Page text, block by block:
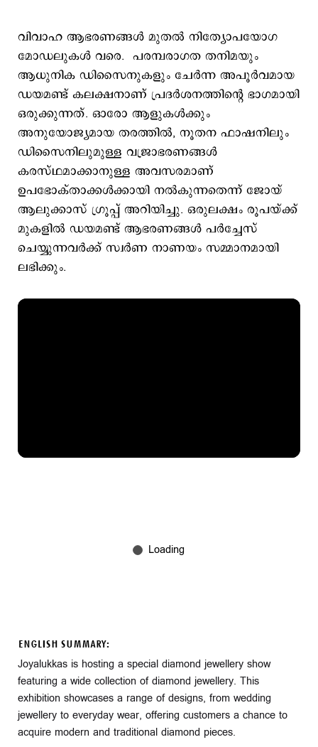
വിവാഹ ആഭരണങ്ങൾ മുതൽ നിത്യോപയോഗ
മോഡലുകൾ വരെ. പരമ്പരാഗത തനിമയും
ആധുനിക ഡിസൈനുകളും ചേർന്ന അപൂർവമായ
ഡയമണ്ട് കലക്ഷനാണ് പ്രദർശനത്തിന്റെ ഭാഗമായി
ഒരുക്കുന്നത്. ഓരോ ആളുകൾക്കും
അനുയോജ്യമായ തരത്തിൽ, നൂതന ഫാഷനിലും
ഡിസൈനിലുമുള്ള വജ്രാഭരണങ്ങൾ
കരസ്ഥമാക്കാനുള്ള അവസരമാണ്
ഉപഭോക്താക്കൾക്കായി നൽകുന്നതെന്ന് ജോയ്
ആലുക്കാസ് ഗ്രൂപ്പ് അറിയിച്ചു. ഒരുലക്ഷം രൂപയ്ക്ക്
മുകളിൽ ഡയമണ്ട് ആഭരണങ്ങൾ പർച്ചേസ്
ചെയ്യുന്നവർക്ക് സ്വർണ നാണയം സമ്മാനമായി
ലഭിക്കും.
ENGLISH SUMMARY:
Joyalukkas is hosting a special diamond jewellery show
featuring a wide collection of diamond jewellery. This
exhibition showcases a range of designs, from wedding
jewellery to everyday wear, offering customers a chance to
acquire modern and traditional diamond pieces.